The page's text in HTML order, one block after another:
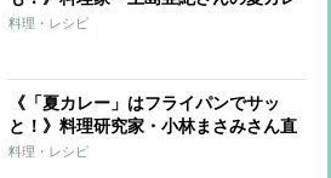
ーレシピ
料理・レシピ
《「夏カレー」はフライパンでサッ
と！》料理研究家・小林まさみさん直
伝レシピ
料理・レシピ